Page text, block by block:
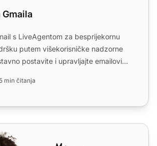
s LiveAgentom za besprijekornu
putem višekorisničke nadzorne
postavite i upravljajte emailovima
5 min čitanja